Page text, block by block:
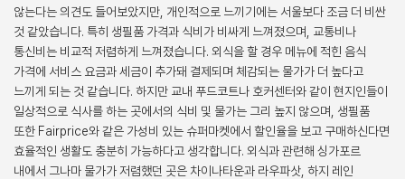
않는다는 의견도 들어보았지만, 개인적으로 느끼기에는 서울보다 조금 더 비싼
것 같았습니다. 특히 생필품 가격과 식비가 비싸게 느껴졌으며, 교통비나
통신비는 비교적 저렴하게 느껴졌습니다. 외식을 할 경우 메뉴에 적힌 음식
가격에 서비스 요금과 세금이 추가돼 결제되며 체감되는 물가가 더 높다고
느끼게 되는 것 같습니다. 하지만 교내 푸드코트나 호커센터와 같이 현지인들이
일상적으로 식사를 하는 곳에서의 식비 및 물가는 그리 높지 않으며, 생필품
또한 Fairprice와 같은 가성비 있는 슈퍼마켓에서 할인율을 보고 구매하신다면
효율적인 생활도 충분히 가능하다고 생각합니다. 외식과 관련해 싱가포르
내에서 그나마 물가가 저렴했던 곳은 차이나타운과 라우파삿, 하지 레인